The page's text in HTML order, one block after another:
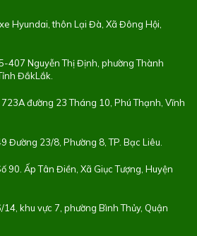
Hyundai, thôn Lại Đà, Xã Đông Hội,
407 Nguyễn Thị Định, phường Thành
ĐắkLắk.
723A đường 23 Tháng 10, Phú Thạnh, Vĩnh
Đường 23/8, Phường 8, TP. Bạc Liêu.
90. Ấp Tân Điền, Xã Giục Tượng, Huyện
14, khu vực 7, phường Bình Thủy, Quận